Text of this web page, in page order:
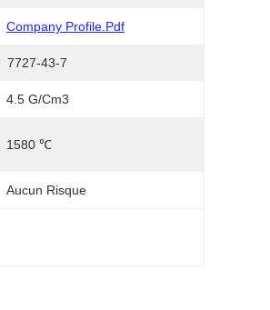
Company Profile.pdf
7727-43-7
4.5 G/cm3
1580 ℃
Aucun Risque